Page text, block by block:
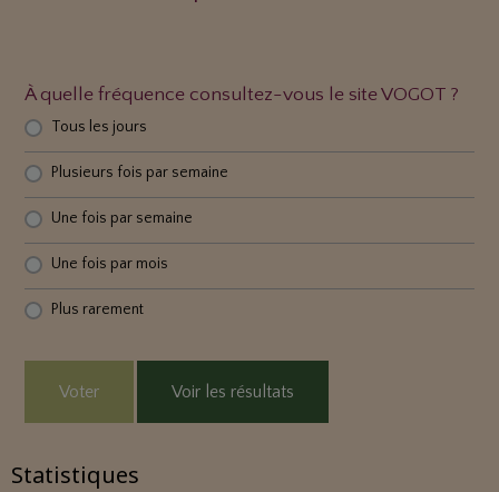
À quelle fréquence consultez-vous le site VOGOT ?
Tous les jours
Plusieurs fois par semaine
Une fois par semaine
Une fois par mois
Plus rarement
Voter Voir les résultats
Statistiques